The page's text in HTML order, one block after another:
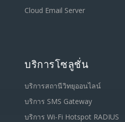
Cloud Email Server
บริการโซลูชั่น
บริการสถานีวิทยุออนไลน์
บริการ SMS Gateway
บริการ Wi-Fi Hotspot RADIUS